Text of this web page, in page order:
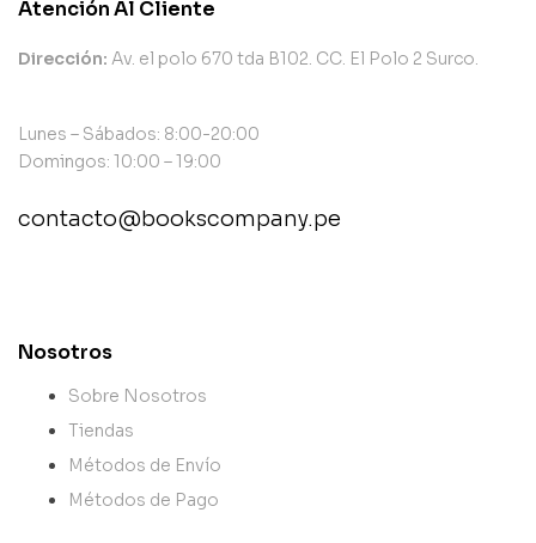
Atención Al Cliente
Dirección: Av. el polo 670 tda B102. CC. El Polo 2 Surco.
Lunes – Sábados: 8:00-20:00
Domingos: 10:00 – 19:00
contacto@bookscompany.pe
Nosotros
Sobre Nosotros
Tiendas
Métodos de Envío
Métodos de Pago